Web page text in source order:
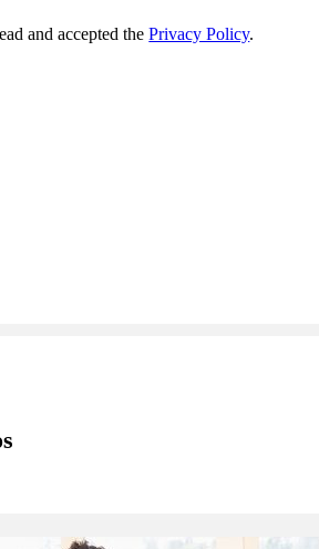
and accepted thePrivacy Policy.